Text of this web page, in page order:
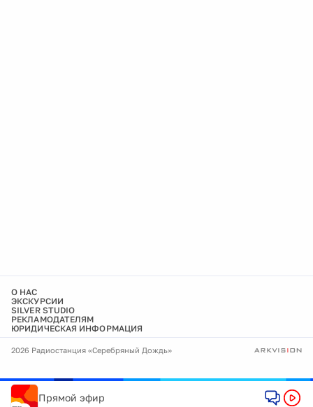
О НАС
ЭКСКУРСИИ
SILVER STUDIO
РЕКЛАМОДАТЕЛЯМ
ЮРИДИЧЕСКАЯ ИНФОРМАЦИЯ
2026 Радиостанция «Серебряный Дождь»
Прямой эфир